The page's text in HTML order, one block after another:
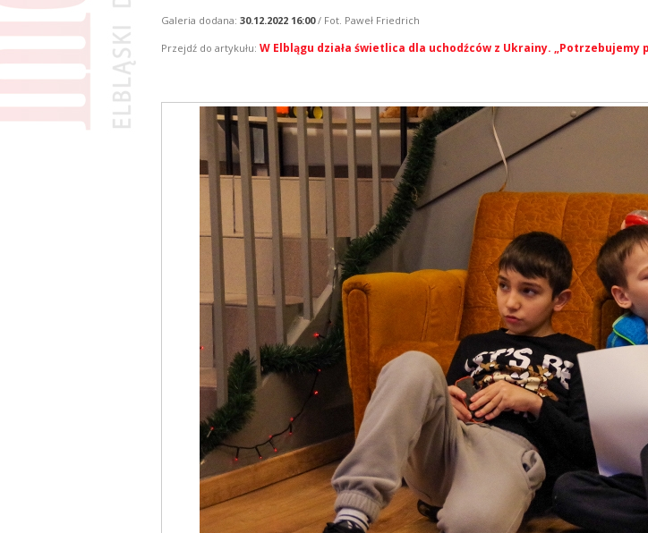
Galeria dodana: 30.12.2022 16:00/ Fot. Paweł Friedrich
Przejdź do artykułu: W Elblągu działa świetlica dla uchodźców z Ukrainy. „Potrzebujemy